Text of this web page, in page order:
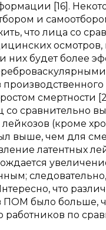
[16].
и
что лица со
них будет более
смертности
со сравнительно
(кроме
выше, чем для
латентных
что
было больше,
работников по